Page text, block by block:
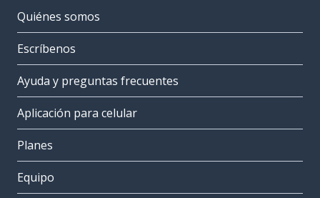
Quiénes somos
Escríbenos
Ayuda y preguntas frecuentes
Aplicación para celular
Planes
Equipo